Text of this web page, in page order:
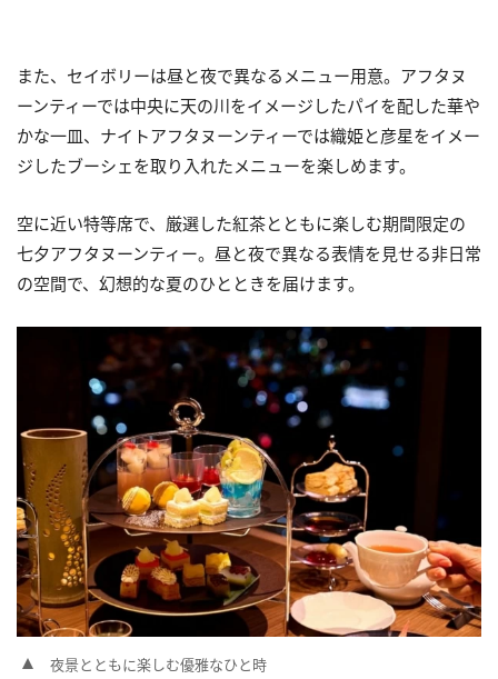
また、セイボリーは昼と夜で異なるメニュー用意。アフタヌ
ーンティーでは中央に天の川をイメージしたパイを配した華や
かな一皿、ナイトアフタヌーンティーでは織姫と彦星をイメー
ジしたブーシェを取り入れたメニューを楽しめます。
空に近い特等席で、厳選した紅茶とともに楽しむ期間限定の
七夕アフタヌーンティー。昼と夜で異なる表情を見せる非日常
の空間で、幻想的な夏のひとときを届けます。
夜景とともに楽しむ優雅なひと時